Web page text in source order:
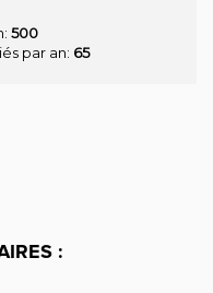
500
par an: 65
: